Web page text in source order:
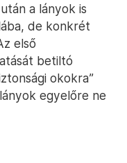
a lányok is
de konkrét
első
betiltó
okokra”
egyelőre ne